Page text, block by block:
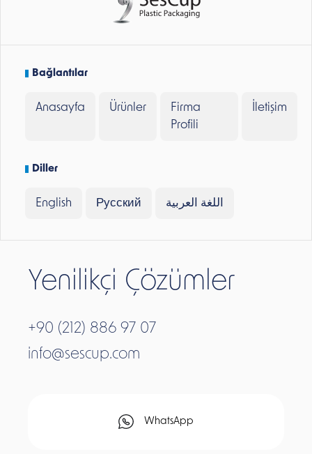
Bağlantılar
Anasayfa Ürünler
Firma
Profili
İletişim
Diller
English Русский اللغة العربية
Yenilikçi Çözümler
+90 (212) 886 97 07
info@sescup.com
WhatsApp